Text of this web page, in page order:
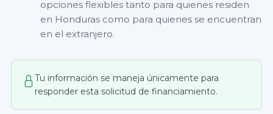
opciones flexibles tanto para quienes residen
en Honduras como para quienes se encuentran
en el extranjero.
Tu información se maneja únicamente para
responder esta solicitud de financiamiento.